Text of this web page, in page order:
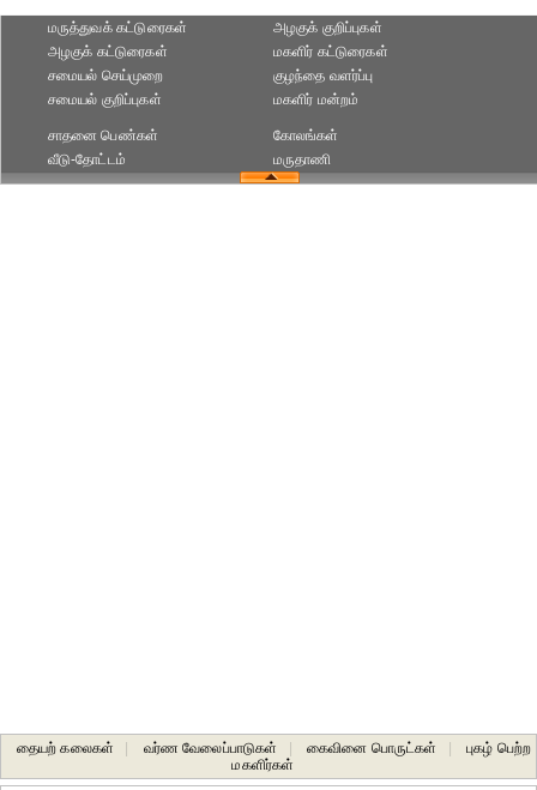
மருத்துவக் கட்டுரைகள்
அழகுக் கட்டுரைகள்
அழகுக் குறிப்புகள்
மகளிர் கட்டுரைகள்
சமையல் செய்முறை
சமையல் குறிப்புகள்
குழந்தை வளர்ப்பு
மகளிர் மன்றம்
சாதனை பெண்கள்
வீடு-தோட்டம்
கோலங்கள்
மருதாணி
தையற் கலைகள் வர்ண வேலைப்பாடுகள் கைவினை பொருட்கள்
புகழ் பெற்ற
மகளிர்கள்